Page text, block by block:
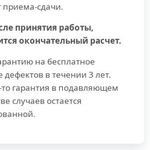
приема-сдачи.
принятия работы,
окончательный расчет.
на бесплатное
дефектов в течении 3 лет.
гарантия в подавляющем
случаев остается